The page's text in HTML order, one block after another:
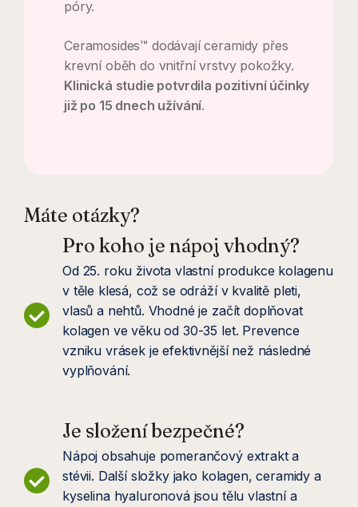
póry.
Ceramosides™ dodávají ceramidy přes
krevní oběh do vnitřní vrstvy pokožky.
Klinická studie potvrdila pozitivní účinky
již po 15 dnech užívání.
Máte otázky?
Pro koho je nápoj vhodný?
Od 25. roku života vlastní produkce kolagenu
v těle klesá, což se odráží v kvalitě pleti,
vlasů a nehtů. Vhodné je začít doplňovat
kolagen ve věku od 30-35 let. Prevence
vzniku vrásek je efektivnější než následné
vyplňování.
Je složení bezpečné?
Nápoj obsahuje pomerančový extrakt a
stévii. Další složky jako kolagen, ceramidy a
kyselina hyaluronová jsou tělu vlastní a